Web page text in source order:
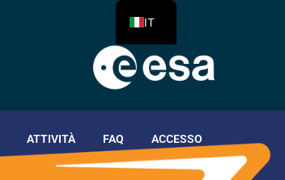
ATTIVITÀ FAQ ACCESSO
IT